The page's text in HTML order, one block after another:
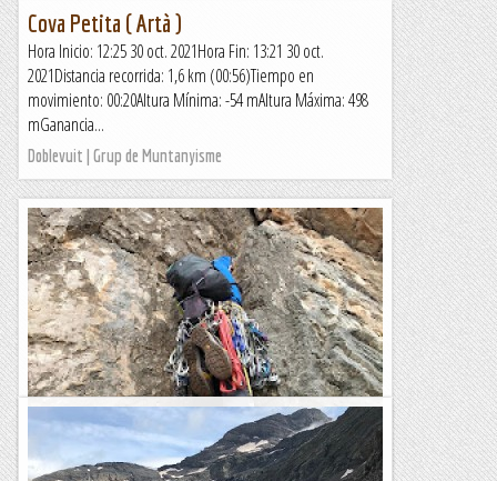
Cova Petita ( Artà )
Hora Inicio: 12:25 30 oct. 2021Hora Fin: 13:21 30 oct.
2021Distancia recorrida: 1,6 km (00:56)Tiempo en
movimiento: 00:20Altura Mínima: -54 mAltura Máxima: 498
mGanancia...
Doblevuit | Grup de Muntanyisme
Alpinisme de Secà al Sócol del Montroig.
Bons díedres i alguna placa ben parida pagant l'habitual